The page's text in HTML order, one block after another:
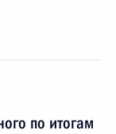
по итогам